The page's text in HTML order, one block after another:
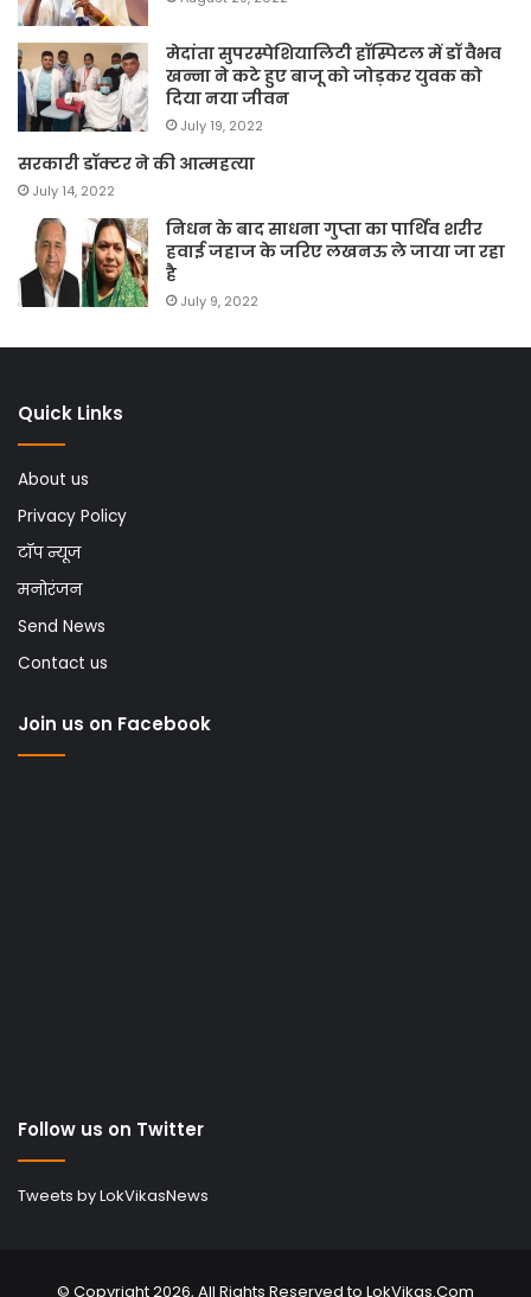
मेदांता सुपरस्पेशियालिटी हॉस्पिटल में डॉ वैभव
खन्ना ने कटे हुए बाजू को जोड़कर युवक को
दिया नया जीवन
July 19, 2022
सरकारी डॉक्टर ने की आत्महत्या
July 14, 2022
निधन के बाद साधना गुप्ता का पार्थिव शरीर
हवाई जहाज के जरिए लखनऊ ले जाया जा रहा
है
July 9, 2022
Quick Links
About us
Privacy Policy
टॉप न्यूज
मनोरंजन
Send News
Contact us
Join us on Facebook
Follow us on Twitter
Tweets by LokVikasNews
© Copyright 2026, All Rights Reserved to LokVikas.Com